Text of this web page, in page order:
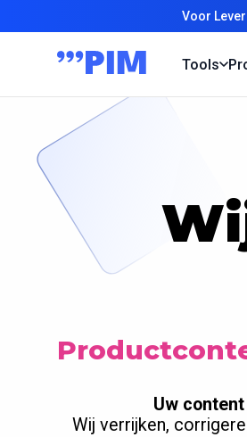
Voor
Tools
Uw
Wij verrijken,